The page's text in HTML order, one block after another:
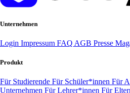
Unternehmen
Login Impressum FAQ AGB Presse
Produkt
Für Studierende Für Schüler*innen Für
Unternehmen Für Lehrer*innen Für